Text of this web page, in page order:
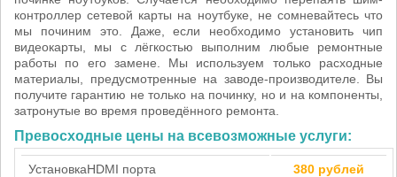
контроллер сетевой карты на ноутбуке, не сомневайтесь что
мы починим это. Даже, если необходимо установить чип
видеокарты, мы с лёгкостью выполним любые ремонтные
работы по его замене. Мы используем только расходные
материалы, предусмотренные на заводе-производителе. Вы
получите гарантию не только на починку, но и на компоненты,
затронутые во время проведённого ремонта.
Превосходные цены на всевозможные услуги:
УстановкаHDMI порта 380 рублей